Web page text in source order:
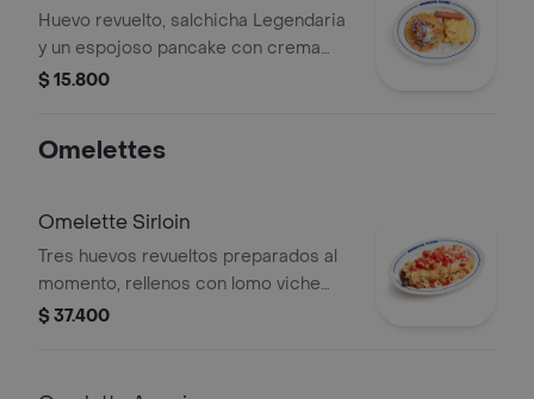
Huevo revuelto, salchicha Legendaria
y un espojoso pancake con crema
batida y chispas de colores.
$ 15.800
Omelettes
Omelette Sirloin
Tres huevos revueltos preparados al
momento, rellenos con lomo viche
premium, champiñones frescos,
cubos crujientes. Un desayuno
$ 37.400